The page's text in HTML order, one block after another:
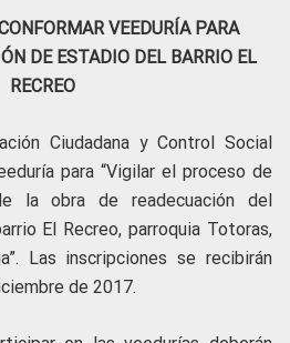
VEEDURÍA PARA
DE ESTADIO DEL BARRIO EL
RECREO
Ciudadana y Control Social
para “Vigilar el proceso de
la obra de readecuación del
El Recreo, parroquia Totoras,
Las inscripciones se recibirán
de 2017.